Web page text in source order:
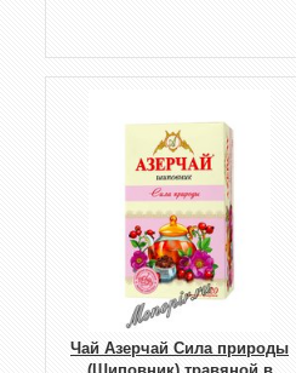
Чай Азерчай Сила природы